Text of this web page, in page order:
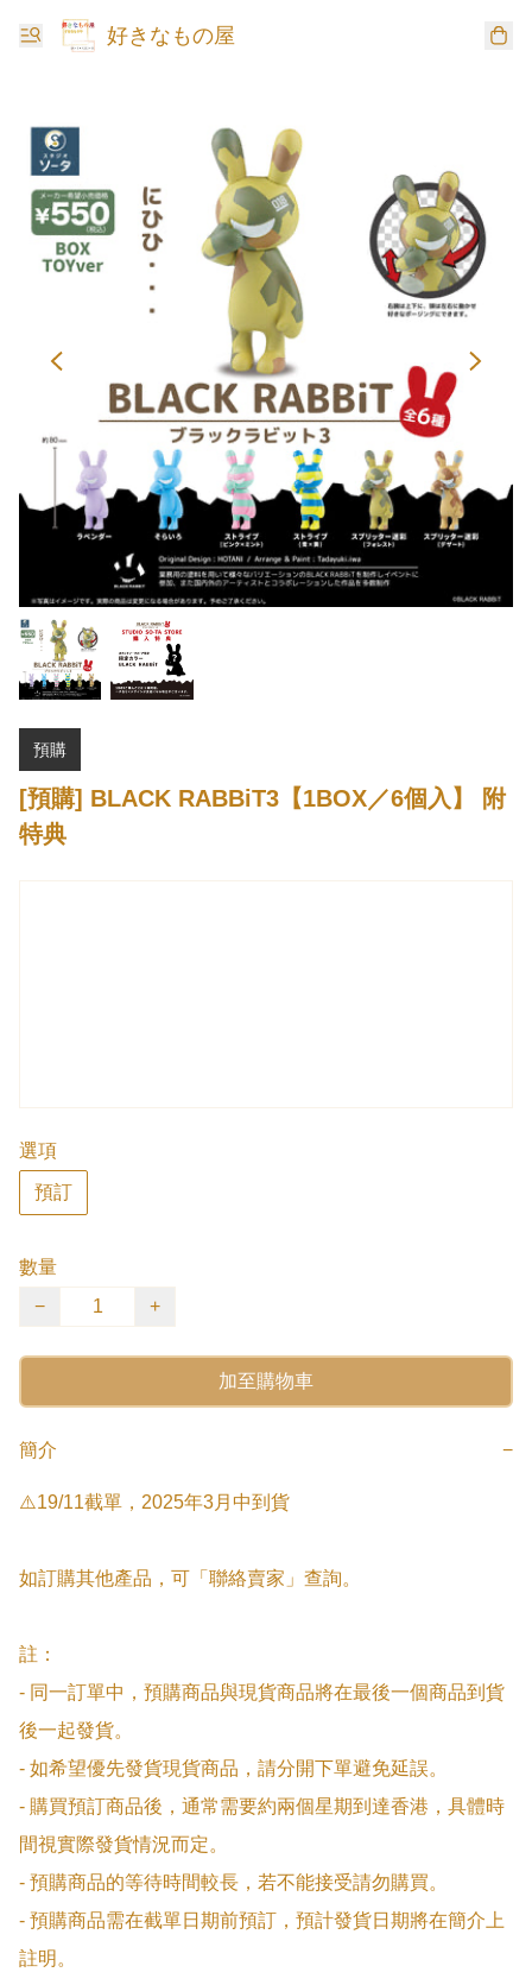
好きなもの屋
預購
[預購] BLACK RABBiT3【1BOX／6個入】 附
特典
選項
預訂
數量
−
+
加至購物車
簡介 −
⚠️19/11截單，2025年3月中到貨
如訂購其他產品，可「聯絡賣家」查詢。
註：
- 同一訂單中，預購商品與現貨商品將在最後一個商品到貨
後一起發貨。
- 如希望優先發貨現貨商品，請分開下單避免延誤。
- 購買預訂商品後，通常需要約兩個星期到達香港，具體時
間視實際發貨情況而定。
- 預購商品的等待時間較長，若不能接受請勿購買。
- 預購商品需在截單日期前預訂，預計發貨日期將在簡介上
註明。